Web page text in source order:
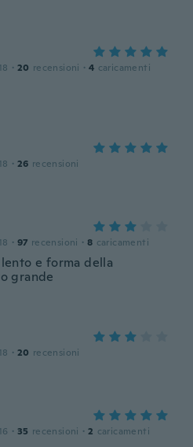
· 20 recensioni · 4 caricamenti
· 26 recensioni
· 97 recensioni · 8 caricamenti
e forma della
grande
· 20 recensioni
· 35 recensioni · 2 caricamenti